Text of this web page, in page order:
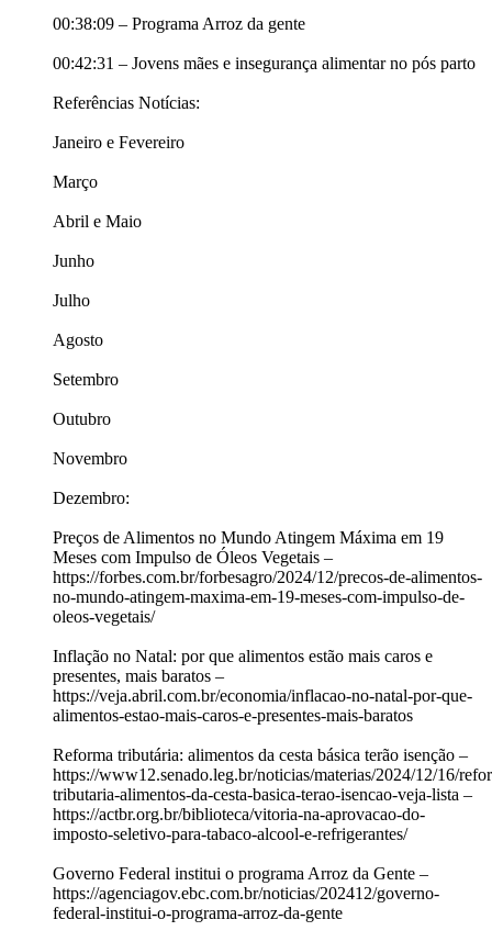
00:38:09 – Programa Arroz da gente
00:42:31 – Jovens mães e insegurança alimentar no pós parto
Referências Notícias:
Janeiro e Fevereiro
Março
Abril e Maio
Junho
Julho
Agosto
Setembro
Outubro
Novembro
Dezembro:
Preços de Alimentos no Mundo Atingem Máxima em 19
Meses com Impulso de Óleos Vegetais –
https://forbes.com.br/forbesagro/2024/12/precos-de-alimentos-
no-mundo-atingem-maxima-em-19-meses-com-impulso-de-
oleos-vegetais/
Inflação no Natal: por que alimentos estão mais caros e
presentes, mais baratos –
https://veja.abril.com.br/economia/inflacao-no-natal-por-que-
alimentos-estao-mais-caros-e-presentes-mais-baratos
Reforma tributária: alimentos da cesta básica terão isenção –
https://www12.senado.leg.br/noticias/materias/2024/12/16/
tributaria-alimentos-da-cesta-basica-terao-isencao-veja-lista –
https://actbr.org.br/biblioteca/vitoria-na-aprovacao-do-
imposto-seletivo-para-tabaco-alcool-e-refrigerantes/
Governo Federal institui o programa Arroz da Gente –
https://agenciagov.ebc.com.br/noticias/202412/governo-
federal-institui-o-programa-arroz-da-gente